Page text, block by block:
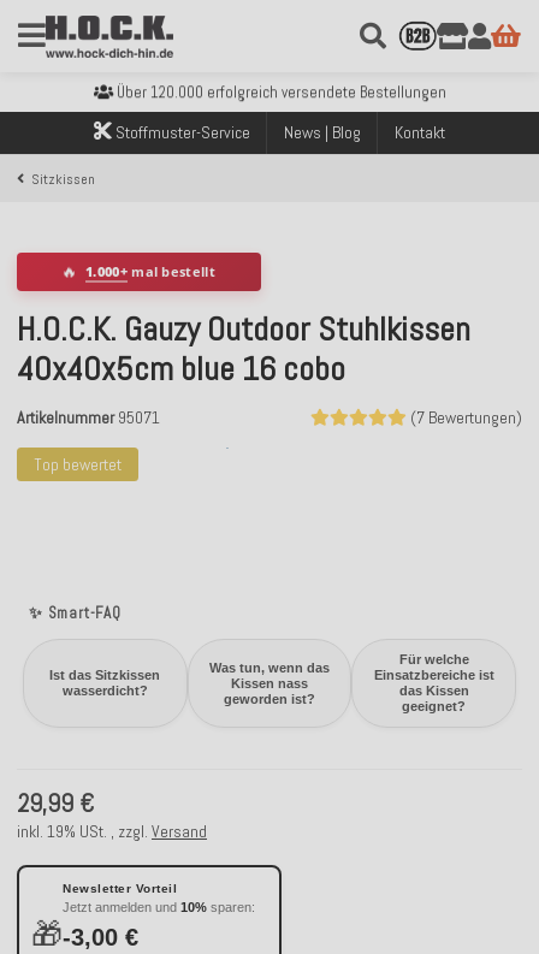
Über 120.000 erfolgreich versendete Bestellungen
Sicher bezahlen mit Klarna, PayPal & Amazon Pay
Kostenloser Versand innerhalb Deutschlands ab 99€ Bestellwert
Über 120.000 erfolgreich versendete Bestellungen
Stoffmuster-Service News | Blog Kontakt
Sitzkissen
Top bewertet
✨ Smart-FAQ
Ist das Sitzkissen
wasserdicht?
Was tun, wenn das
Kissen nass
geworden ist?
Für welche
Einsatzbereiche ist
das Kissen
geeignet?
🔥 1.000+mal bestellt
H.O.C.K. Gauzy Outdoor Stuhlkissen
40x40x5cm blue 16 cobo
(7 Bewertungen)
Artikelnummer 95071
29,99 €
inkl. 19% USt. , zzgl. Versand
🎁
Newsletter Vorteil
Jetzt anmelden und 10% sparen:
-3,00 €